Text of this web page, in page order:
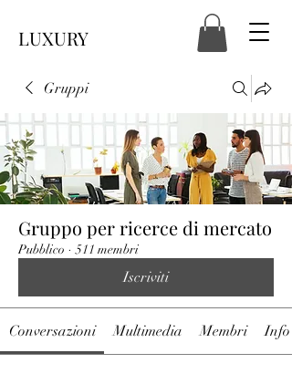
LUXURY
Gruppi
Gruppo per ricerce di mercato
Pubblico · 511 membri
Iscriviti
Conversazioni Multimedia Membri Info